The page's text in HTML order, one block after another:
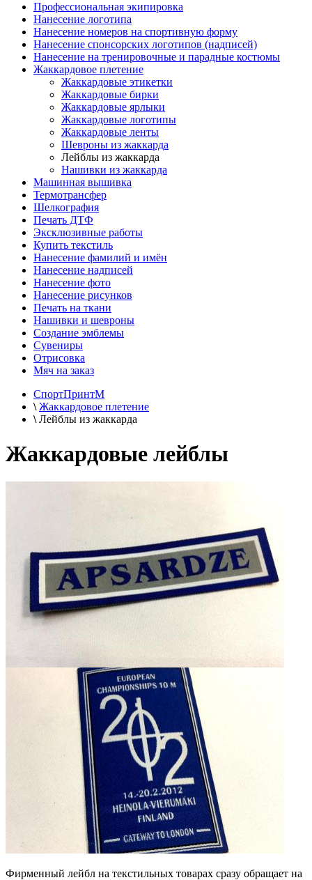
Профессиональная экипировка
Нанесение логотипа
Нанесение номеров на спортивную форму
Нанесение спонсорских логотипов (надписей)
Нанесение на тренировочные и парадные костюмы
Жаккардовое плетение
Жаккардовые этикетки
Жаккардовые бирки
Жаккардовые ярлыки
Жаккардовые логотипы
Жаккардовые ленты
Шевроны из жаккарда
Лейблы из жаккарда
Нашивки из жаккарда
Машинная вышивка
Термотрансфер
Шелкография
Печать ДТФ
Эксклюзивные работы
Купить текстиль
Нанесение фамилий и имён
Нанесение надписей
Нанесение фото
Нанесение рисунков
Печать на ткани
Нашивки и шевроны
Создание эмблемы
Сувениры
Отрисовка
Мяч на заказ
СпортПринтМ
\Жаккардовое плетение
\Лейблы из жаккарда
Жаккардовые лейблы
Фирменный лейбл на текстильных товарах сразу обращает на